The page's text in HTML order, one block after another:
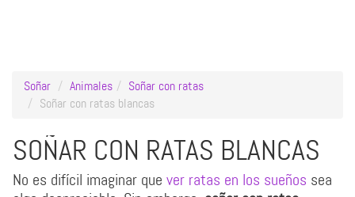
Soñar Animales
Soñar con ratas
Soñar con ratas blancas
SOÑAR CON RATAS BLANCAS
No es difícil imaginar que ver ratas en los sueños sea